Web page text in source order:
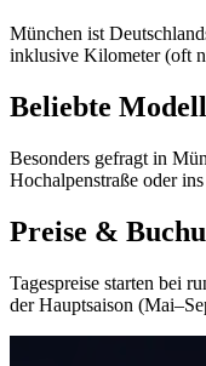
München ist
inklusive Kilometer (oft
Beliebte
Besonders gefragt in
Hochalpenstraße oder
Preise &
Tagespreise starten bei
der Hauptsaison